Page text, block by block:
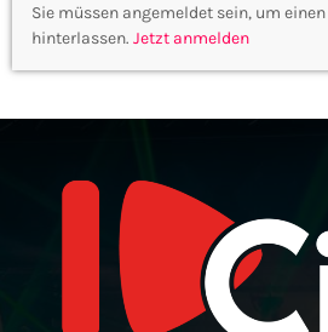
Sie müssen angemeldet sein, um
hinterlassen. Jetzt anmelden